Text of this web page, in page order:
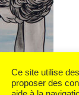
Ce site utilise
proposer des